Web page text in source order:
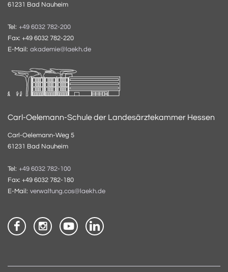
61231 Bad Nauheim
Tel: +49 6032 782-200
Fax: +49 6032 782-220
E-Mail: akademie@laekh.de
Carl-Oelemann-Schule der Landesärztekammer Hessen
Carl-Oelemann-Weg 5
61231 Bad Nauheim
Tel: +49 6032 782-100
Fax: +49 6032 782-180
E-Mail: verwaltung.cos@laekh.de